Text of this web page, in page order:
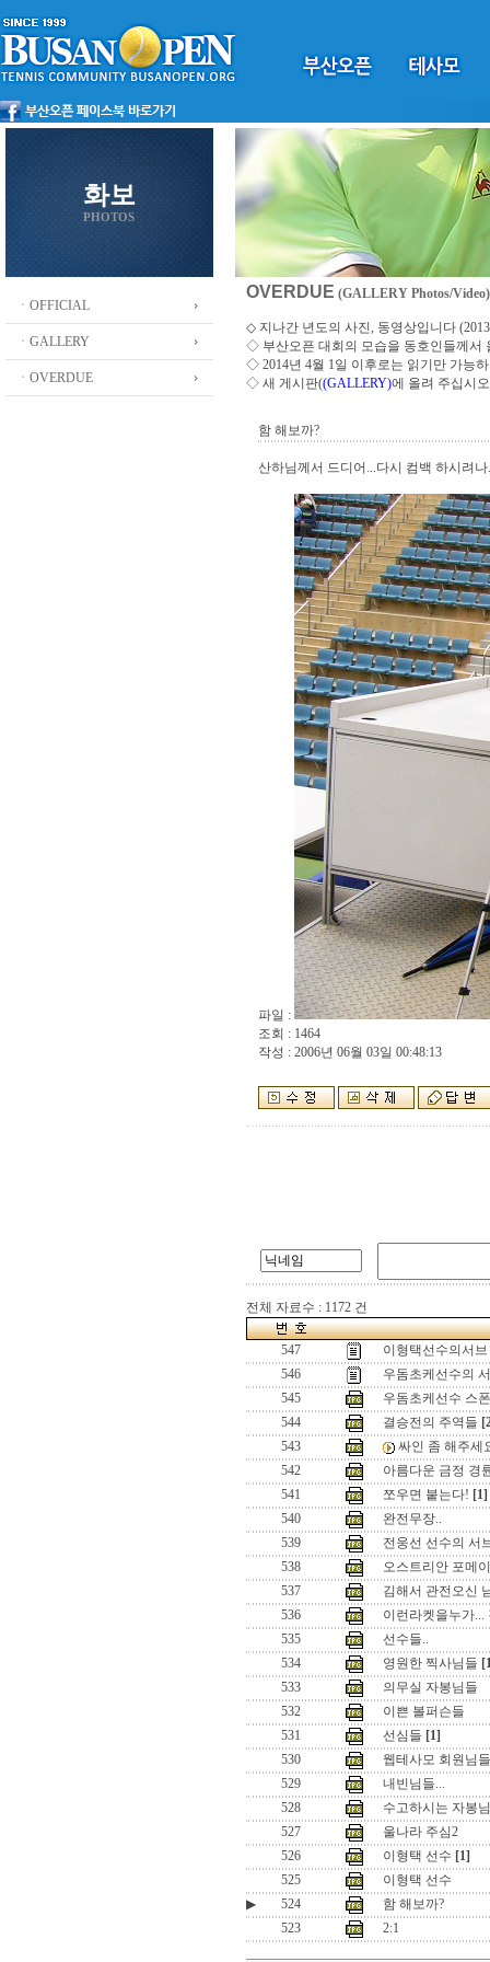
화보
PHOTOS
ㆍOFFICIAL
ㆍGALLERY
ㆍOVERDUE
OVERDUE (GALLERY Photos/Video)
◇ 지나간 년도의 사진, 동영상입니다
◇ 부산오픈 대회의 모습을 동호인들께서
◇ 2014년 4월 1일 이후로는 읽기만 가능
◇ 새 게시판((GALLERY)에 올려 주십시오
함 해보까?
산하님께서 드디어...다시 컴백 하시려나
파일 :
조회 : 1464
작성 : 2006년 06월 03일 00:48:13
전체 자료수 : 1172 건
547
이형택선수의서브
546
우돔초케선수의
545
우돔초케선수 스
544
결승전의 주역들
543
싸인 좀 해주세
542
아름다운 금정 경
541
쪼우면 붙는다! [1]
540
완전무장..
539
전웅선 선수의 서
538
오스트리안 포메
537
김해서 관전오신
536
이런라켓을누가...
535
선수들..
534
영원한 찍사님들
533
의무실 자봉님들
532
이쁜 볼퍼슨들
531
선심들 [1]
530
웹테사모 회원님들
529
내빈님들...
528
수고하시는 자봉
527
울나라 주심2
526
이형택 선수 [1]
525
이형택 선수
▶
524
함 해보까?
523
2:1